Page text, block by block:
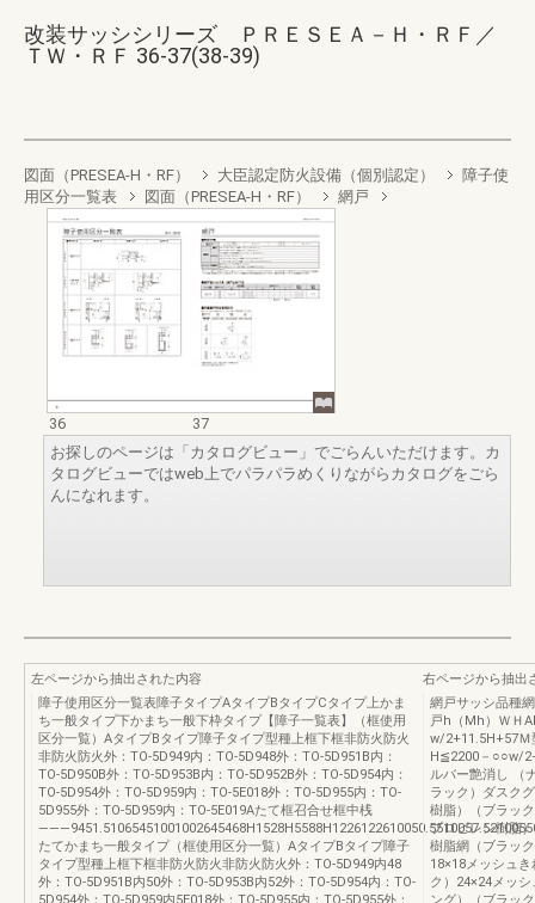
改装サッシシリーズ ＰＲＥＳＥＡ－Ｈ・ＲＦ／
ＴＷ・ＲＦ 36-37(38-39)
図面（PRESEA-H・RF） 大臣認定防火設備（個別認定）
障子使
用区分一覧表
図面（PRESEA-H・RF） 網戸
36
37
お探しのページは「カタログビュー」でごらんいただけます。カ
タログビューではweb上でパラパラめくりながらカタログをごら
んになれます。
左ページから抽出された内容
障子使用区分一覧表障子タイプAタイプBタイプCタイプ上かま
ち一般タイプ下かまち一般下枠タイプ【障子一覧表】（框使用
区分一覧）AタイプBタイプ障子タイプ型種上框下框非防火防火
非防火防火外：TO-5D949内：TO-5D948外：TO-5D951B内：
TO-5D950B外：TO-5D953B内：TO-5D952B外：TO-5D954内：
TO-5D954外：TO-5D959内：TO-5E018外：TO-5D955内：TO-
5D955外：TO-5D959内：TO-5E019Aたて框召合せ框中桟
たてかまち一般タイプ（框使用区分一覧）AタイプBタイプ障子
タイプ型種上框下框非防火防火非防火防火外：TO-5D949内48
外：TO-5D951B内50外：TO-5D953B内52外：TO-5D954内：TO-
5D954外：TO-5D959内5E018外：TO-5D955内：TO-5D955外：
右ページから抽出
網戸サッシ品種
戸h（Mh）ＷＨ
w/2+11.5H+57
H≦2200－○○w/
ルバー艶消し （
ラック）ダスク
樹脂）（ブラッ
プロピレン樹脂
樹脂網（ブラッ
18×18メッシュ
ク）24×24メッ
ング）（ブラッ